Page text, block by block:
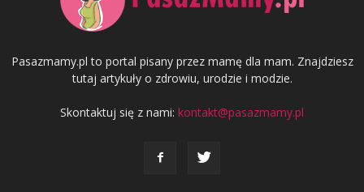
Pasazmamy.pl to portal pisany przez mamę dla mam. Znajdziesz
tutaj artykuły o zdrowiu, urodzie i modzie.
Skontaktuj się z nami: kontakt@pasazmamy.pl